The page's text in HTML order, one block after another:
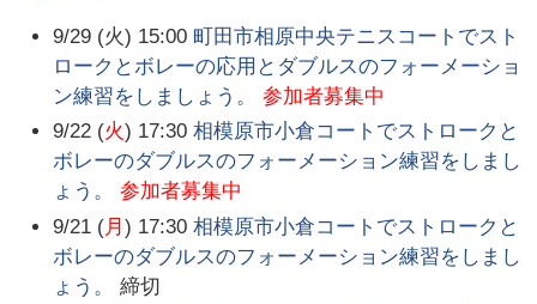
9/29 (火) 15:00 町田市相原中央テニスコートでスト
ロークとボレーの応用とダブルスのフォーメーショ
ン練習をしましょう。
参加者募集中
9/22 (火) 17:30 相模原市小倉コートでストロークと
ボレーのダブルスのフォーメーション練習をしまし
ょう。
参加者募集中
9/21 (月) 17:30 相模原市小倉コートでストロークと
ボレーのダブルスのフォーメーション練習をしまし
ょう。
締切